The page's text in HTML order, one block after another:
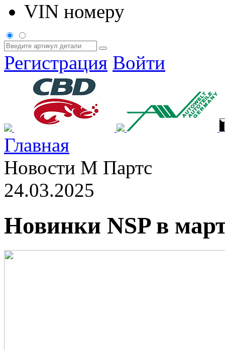
VIN номеру
Регистрация Войти
Главная
Новости М Партс
24.03.2025
Новинки NSP в